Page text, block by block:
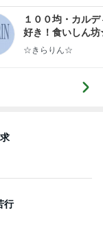
１００均・カルデ
好き！食いしん
らりん☆のブログ
☆きらりん☆
行